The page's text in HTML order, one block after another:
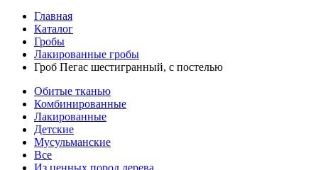
Главная
Каталог
Гробы
Лакированные гробы
Гроб Пегас шестигранный, с постелью
Обитые тканью
Комбинированные
Лакированные
Детские
Мусульманские
Все
Из ценных пород дерева